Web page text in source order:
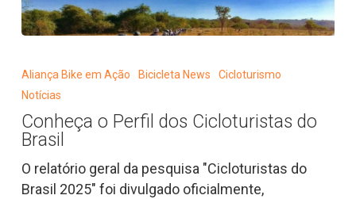
o
Perfil
Cicloturistas
do
Brasil
Aliança Bike em Ação Bicicleta News
Cicloturismo
Notícias
Conheça o Perfil dos Cicloturistas do
Brasil
O relatório geral da pesquisa "Cicloturistas do
Brasil 2025" foi divulgado oficialmente,